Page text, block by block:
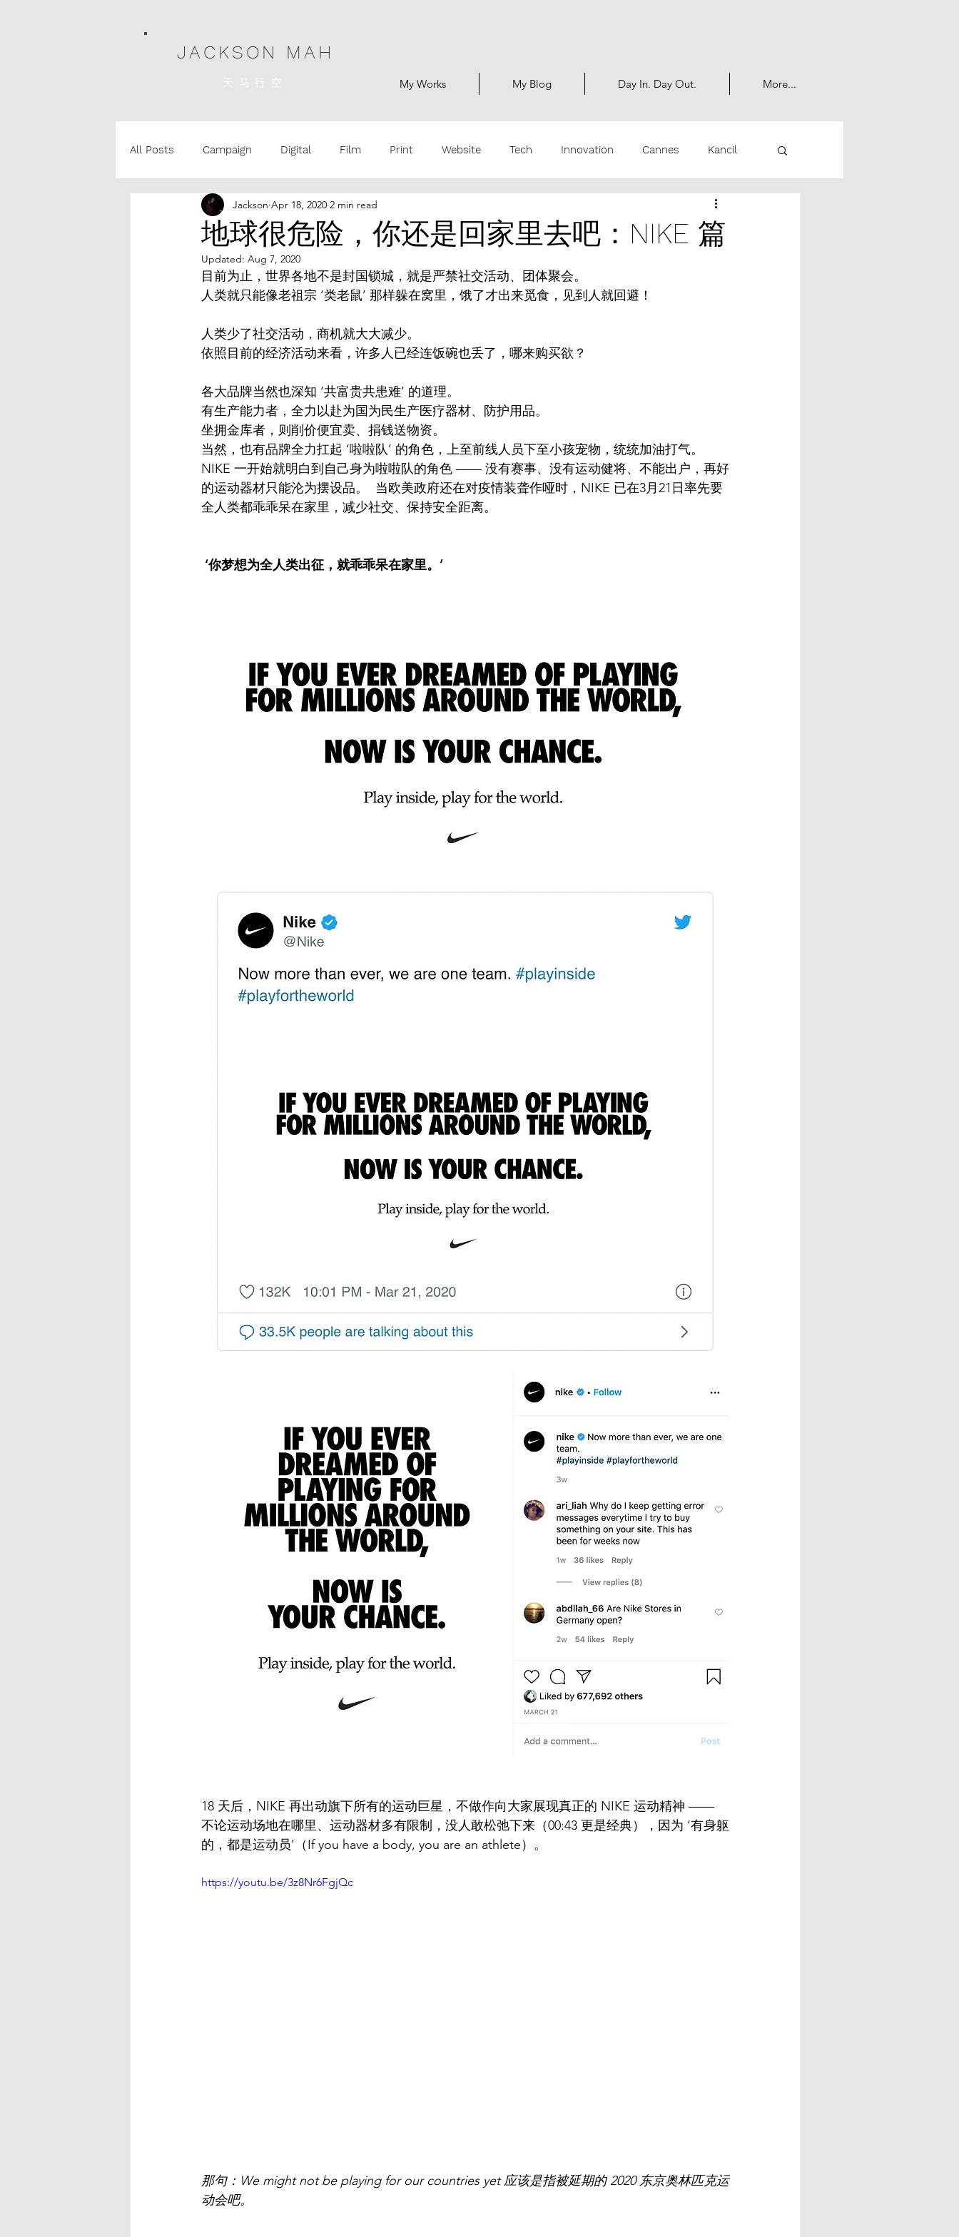
JACKSON MAH
天马行空 My Works My Blog Day In. Day Out. More...
All Posts Campaign Digital Film Print Website Tech Innovation Cannes Kancil
Corporate Music Product
地球很危险，你还是回家里去吧：NIKE 篇
Jackson Apr 18, 2020 2 min read
Updated: Aug 7, 2020
目前为止，世界各地不是封国锁城，就是严禁社交活动、团体聚会。
人类就只能像老祖宗 ‘类老鼠’ 那样躲在窝里，饿了才出来觅食，见到人就回避！
人类少了社交活动，商机就大大减少。
依照目前的经济活动来看，许多人已经连饭碗也丢了，哪来购买欲？
各大品牌当然也深知 ‘共富贵共患难’ 的道理。
有生产能力者，全力以赴为国为民生产医疗器材、防护用品。
坐拥金库者，则削价便宜卖、捐钱送物资。
当然，也有品牌全力扛起 ‘啦啦队’ 的角色，上至前线人员下至小孩宠物，统统加油打气。
NIKE 一开始就明白到自己身为啦啦队的角色 —— 没有赛事、没有运动健将、不能出户，再好
的运动器材只能沦为摆设品。  当欧美政府还在对疫情装聋作哑时，NIKE 已在3月21日率先要
全人类都乖乖呆在家里，减少社交、保持安全距离。
‘你梦想为全人类出征，就乖乖呆在家里。’
18 天后，NIKE 再出动旗下所有的运动巨星，不做作向大家展现真正的 NIKE 运动精神 ——
不论运动场地在哪里、运动器材多有限制，没人敢松弛下来（00:43 更是经典），因为 ‘有身躯
的，都是运动员’（If you have a body, you are an athlete）。
https://youtu.be/3z8Nr6FgjQc
那句：We might not be playing for our countries yet 应该是指被延期的 2020 东京奥林匹克运
动会吧。